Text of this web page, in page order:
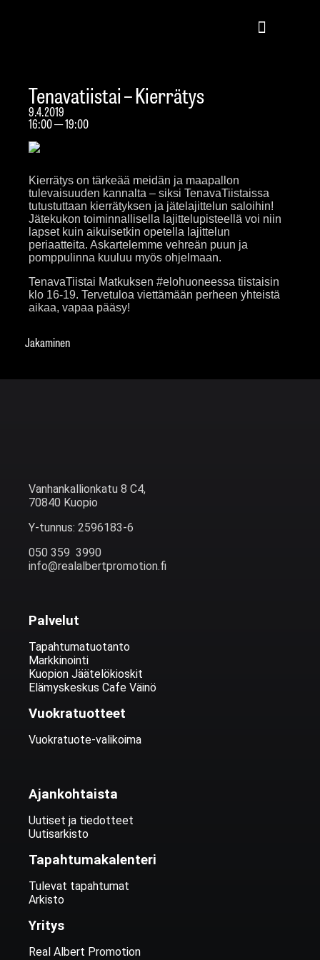
Tenavatiistai – Kierrätys
9.4.2019
16:00 — 19:00
Kierrätys on tärkeää meidän ja maapallon
tulevaisuuden kannalta – siksi TenavaTiistaissa
tutustuttaan kierrätyksen ja jätelajittelun saloihin!
Jätekukon toiminnallisella lajittelupisteellä voi niin
lapset kuin aikuisetkin opetella lajittelun
periaatteita. Askartelemme vehreän puun ja
pomppulinna kuuluu myös ohjelmaan.
TenavaTiistai Matkuksen #elohuoneessa tiistaisin
klo 16-19. Tervetuloa viettämään perheen yhteistä
aikaa, vapaa pääsy!
Jakaminen
Vanhankallionkatu 8 C4,
70840 Kuopio
Y-tunnus: 2596183-6
050 359 3990
info@realalbertpromotion.fi
Palvelut
Tapahtumatuotanto
Markkinointi
Kuopion Jäätelökioskit
Elämyskeskus Cafe Väinö
Vuokratuotteet
Vuokratuote-valikoima
Ajankohtaista
Uutiset ja tiedotteet
Uutisarkisto
Tapahtumakalenteri
Tulevat tapahtumat
Arkisto
Yritys
Real Albert Promotion